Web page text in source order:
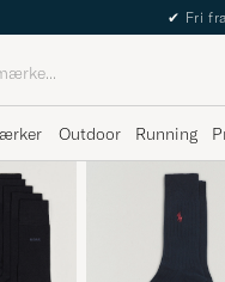
✔ Fri
Outdoor Running